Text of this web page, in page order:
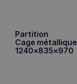
Partition
Cage métallique
1240x835x970